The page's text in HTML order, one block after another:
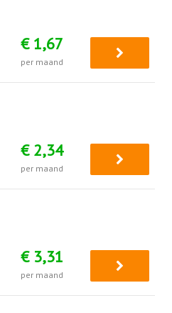
€ 1,67
per maand
€ 2,34
per maand
€ 3,31
per maand